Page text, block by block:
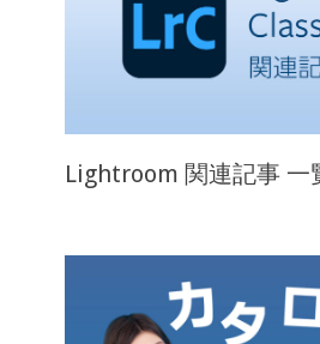
Lightroom 関連記事 一